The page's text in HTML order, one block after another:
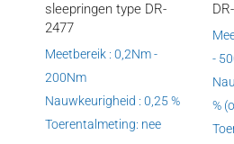
sleepringen type DR-
2477
Meetbereik : 0,2Nm -
200Nm
Nauwkeurigheid : 0,25 %
Toerentalmeting: nee
-
%